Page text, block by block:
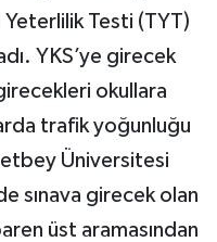
Yeterlilik Testi (TYT)
YKS’ye girecek
okullara
trafik yoğunluğu
Üniversitesi
sınava girecek olan
üst aramasından